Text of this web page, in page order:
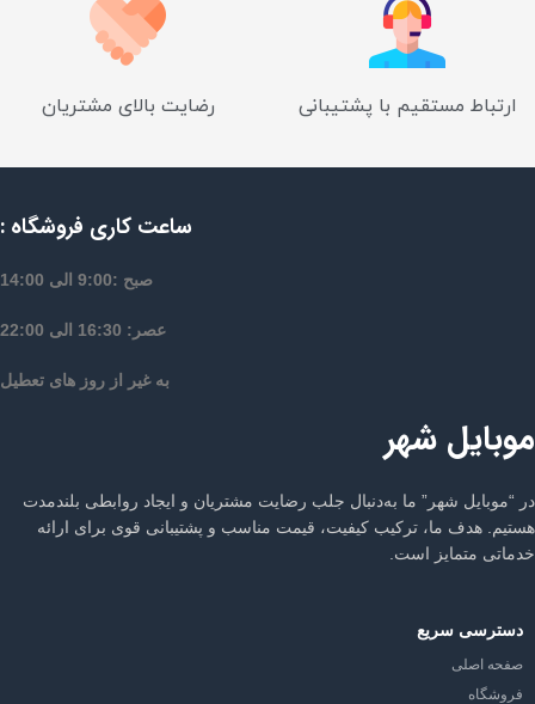
ارتباط مستقیم با پشتیبانی رضایت بالای مشتریان
ساعت کاری فروشگاه :
صبح :9:00 الی 14:00
عصر: 16:30 الی 22:00
به غیر از روز های تعطیل
موبایل شهر
در “موبایل شهر” ما به‌دنبال جلب رضایت مشتریان و ایجاد روابطی بلندمدت
هستیم. هدف ما، ترکیب کیفیت، قیمت مناسب و پشتیبانی قوی برای ارائه
خدماتی متمایز است.
دسترسی سریع
صفحه اصلی
فروشگاه